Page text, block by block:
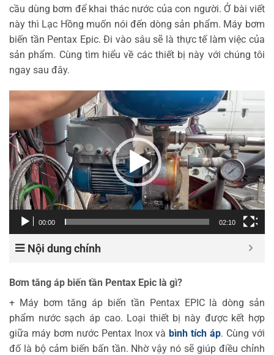
cầu dùng bơm để khai thác nước của con người. Ở bài viết
này thì Lạc Hồng muốn nói đến dòng sản phẩm. Máy bơm
biến tần Pentax Epic. Đi vào sâu sẽ là thực tế làm việc của
sản phẩm. Cùng tìm hiểu về các thiết bị này với chúng tôi
ngay sau đây.
Trình
chơi
Video
00:00 02:10
Nội dung chính
Bơm tăng áp biến tần Pentax Epic là gì?
+ Máy bơm tăng áp biến tần Pentax EPIC là dòng sản
phẩm nước sạch áp cao. Loại thiết bị này được kết hợp
giữa máy bơm nước Pentax Inox vàbình tích áp. Cùng với
đố là bộ cảm biến bấn tần. Nhờ vậy nó sẽ giúp điều chỉnh